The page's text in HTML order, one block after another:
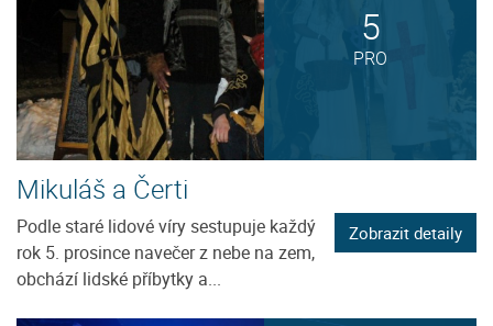
5
PRO
Mikuláš a Čerti
Podle staré lidové víry sestupuje každý
rok 5. prosince navečer z nebe na zem,
obchází lidské příbytky a...
Zobrazit detaily